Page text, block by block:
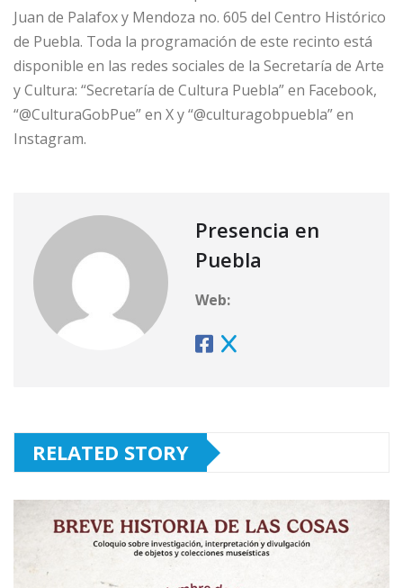
Juan de Palafox y Mendoza no. 605 del Centro Histórico
de Puebla. Toda la programación de este recinto está
disponible en las redes sociales de la Secretaría de Arte
y Cultura: “Secretaría de Cultura Puebla” en Facebook,
“@CulturaGobPue” en X y “@culturagobpuebla” en
Instagram.
Presencia en
Puebla
Web:
RELATED STORY